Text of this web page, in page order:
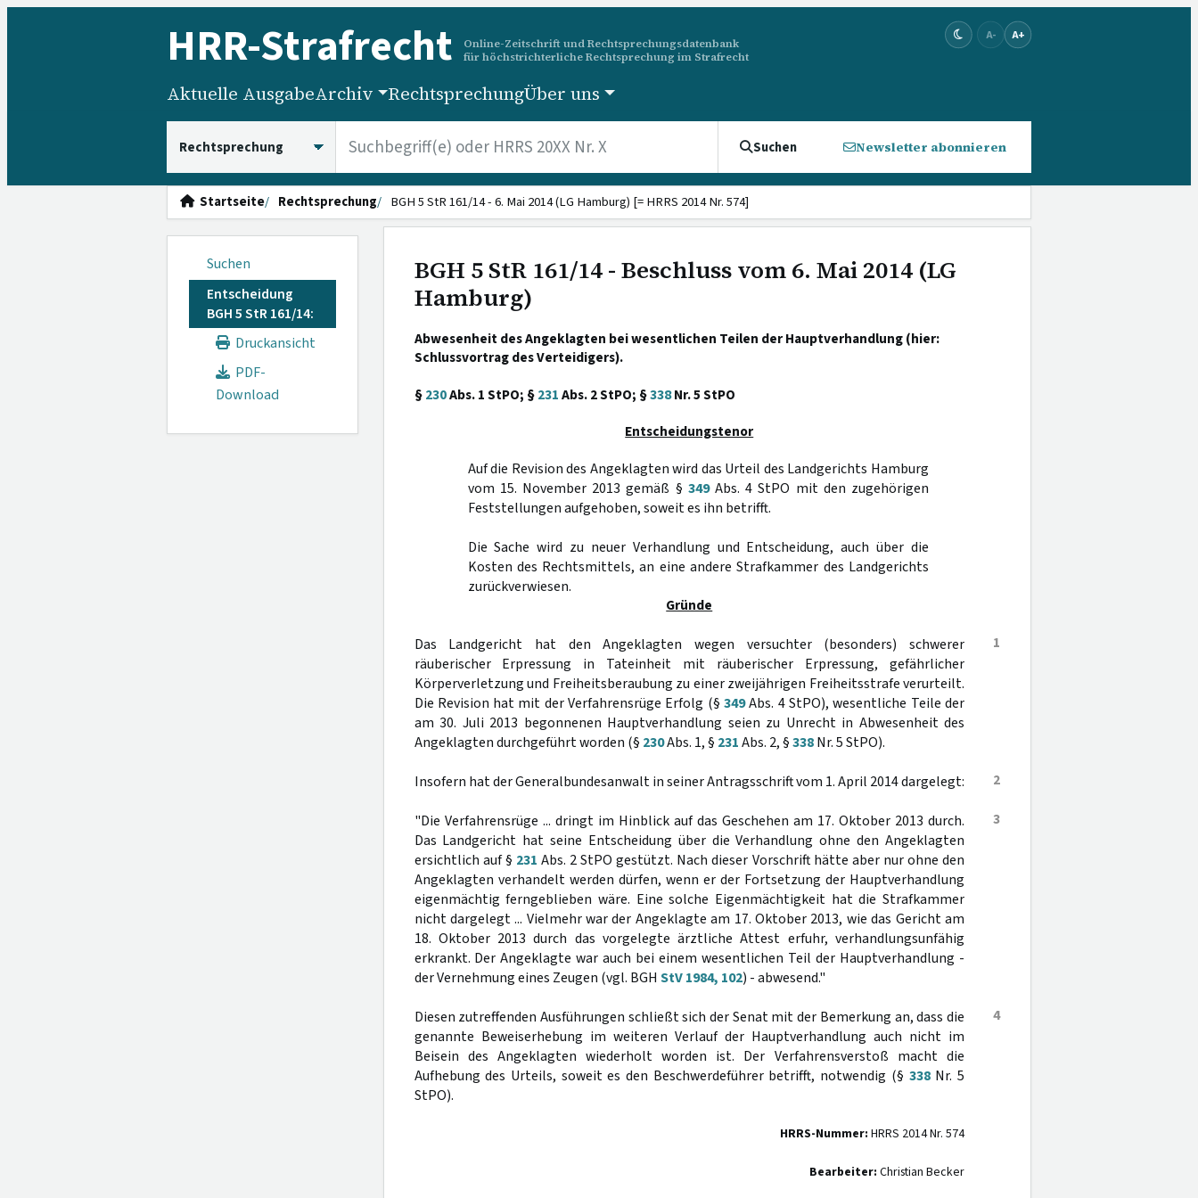
HRR-Strafrecht
Online-Zeitschrift und Rechtsprechungsdatenbank
für höchstrichterliche Rechtsprechung im Strafrecht
A- A+
Aktuelle AusgabeArchiv RechtsprechungÜber uns
Suchen Newsletter abonnieren
Startseite Rechtsprechung BGH 5 StR 161/14 - 6. Mai 2014 (LG Hamburg) [= HRRS 2014 Nr. 574]
Suchen
Entscheidung
BGH 5 StR 161/14:
Druckansicht
PDF-
Download
BGH 5 StR 161/14 - Beschluss vom 6. Mai 2014 (LG
Hamburg)
Abwesenheit des Angeklagten bei wesentlichen Teilen der Hauptverhandlung (hier:
Schlussvortrag des Verteidigers).
§230Abs. 1 StPO; §231Abs. 2 StPO; §338Nr. 5 StPO
Entscheidungstenor
Auf die Revision des Angeklagten wird das Urteil des Landgerichts Hamburg
vom 15. November 2013 gemäß § 349Abs. 4 StPO mit den zugehörigen
Feststellungen aufgehoben, soweit es ihn betrifft.
Die Sache wird zu neuer Verhandlung und Entscheidung, auch über die
Kosten des Rechtsmittels, an eine andere Strafkammer des Landgerichts
zurückverwiesen.
Gründe
1
Das Landgericht hat den Angeklagten wegen versuchter (besonders) schwerer
räuberischer Erpressung in Tateinheit mit räuberischer Erpressung, gefährlicher
Körperverletzung und Freiheitsberaubung zu einer zweijährigen Freiheitsstrafe verurteilt.
Die Revision hat mit der Verfahrensrüge Erfolg (§349Abs. 4 StPO), wesentliche Teile der
am 30. Juli 2013 begonnenen Hauptverhandlung seien zu Unrecht in Abwesenheit des
Angeklagten durchgeführt worden (§ 230Abs. 1, § 231Abs. 2, §338Nr. 5 StPO).
2
Insofern hat der Generalbundesanwalt in seiner Antragsschrift vom 1. April 2014 dargelegt:
3
"Die Verfahrensrüge ... dringt im Hinblick auf das Geschehen am 17. Oktober 2013 durch.
Das Landgericht hat seine Entscheidung über die Verhandlung ohne den Angeklagten
ersichtlich auf § 231 Abs. 2 StPO gestützt. Nach dieser Vorschrift hätte aber nur ohne den
Angeklagten verhandelt werden dürfen, wenn er der Fortsetzung der Hauptverhandlung
eigenmächtig ferngeblieben wäre. Eine solche Eigenmächtigkeit hat die Strafkammer
nicht dargelegt ... Vielmehr war der Angeklagte am 17. Oktober 2013, wie das Gericht am
18. Oktober 2013 durch das vorgelegte ärztliche Attest erfuhr, verhandlungsunfähig
erkrankt. Der Angeklagte war auch bei einem wesentlichen Teil der Hauptverhandlung -
der Vernehmung eines Zeugen (vgl. BGH StV 1984, 102) - abwesend."
4
Diesen zutreffenden Ausführungen schließt sich der Senat mit der Bemerkung an, dass die
genannte Beweiserhebung im weiteren Verlauf der Hauptverhandlung auch nicht im
Beisein des Angeklagten wiederholt worden ist. Der Verfahrensverstoß macht die
Aufhebung des Urteils, soweit es den Beschwerdeführer betrifft, notwendig (§ 338Nr. 5
StPO).
HRRS-Nummer: HRRS 2014 Nr. 574
Bearbeiter: Christian Becker